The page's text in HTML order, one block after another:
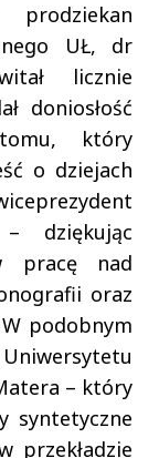
prodziekan
UŁ, dr
licznie
doniosłość
który
o dziejach
dziękując
pracę nad
oraz
podobnym
– który
syntetyczne
przekładzie